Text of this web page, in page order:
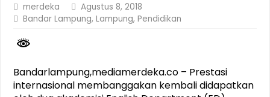
Dirut Jasa Raharja Dampingi Wamenhub Tinjau Penanganan
Purnama Wulan Sari Mirza Buka SiSeSa Roadshow Lampung
merdeka
Agustus 8, 2018
Bandar Lampung,Lampung,Pendidikan
Bandarlampung,mediamerdeka.co – Prestasi
internasional membanggakan kembali didapatkan